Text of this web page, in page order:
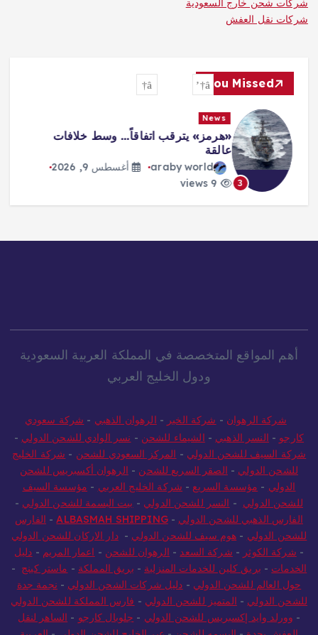
شركات شحن خارج السعودية
شركات نقل العفش
You Missed
3
News
«هرمز» يترقب اتفاقاً… وسط خلافات
عالقة
araby world
أغسطس 9, 2026
9 views
أهم المواقع المتخصصة في المملكة العربية السعودية
ودول الخليج العربي
شركة الرهوان - شركة الخير - الرهوان الذهبي - شركة سعودي
كارجو - النسر الذهبي - الشيماء للشحن - نسر الوادي للشحن الدولي -
شركة السيف للشحن الدولي - المركز السعودي للشحن - شركة الخليج
للشحن الدولي - الصقر السريع للشحن - الرهوان أكسبريس للشحن
الدولي - مؤسسة السريع - شركة الخليج العربي - مؤسسة السيف
للشحن الدولي - النسر للشحن الدولي - بيت البسمة للشحن الدولي -
الفارس الذهبي للشحن الدولي -
ALBASMAH SHIPPING
- الفارس
للشحن الدولي - هوم سيف للشحن الدولي -دار الاركان للشحن الدولي
- شركة الكوثر - شركة السعد - الرهوان للشحن - اعمار المريم - دليل
الخدمات - بريق كلين للخدمات المنزلية - بريق المملكة - ماستر كينج -
حول العالم للشحن الدولي - دليل شركات الشحن الدولي - نجمة جدة
للشحن الدولي - المتميز للشحن الدولي - فارس المملكة للشحن الدولي
- وورلد وايد إكسبريس للشحن الدولي - جلوبال كارجو - الساهر لنقل